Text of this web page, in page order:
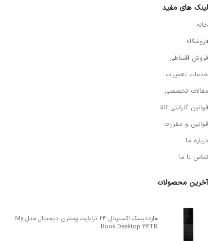
لینک های مفید
خانه
فروشگاه
فروش اقساطی
خدمات تعمیرات
مقالات تخصصی
قوانین گارانتی کالا
قوانین و مقررات
درباره ما
تماس با ما
آخرین محصولات
هارددیسک اکسترنال 24 ترابایت وسترن دیجیتال مدل My
Book Desktop 24TB